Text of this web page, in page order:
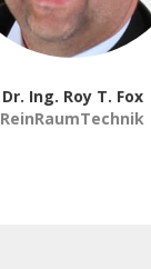
Dr. Ing. Roy T. Fox
ReinRaumTechnik